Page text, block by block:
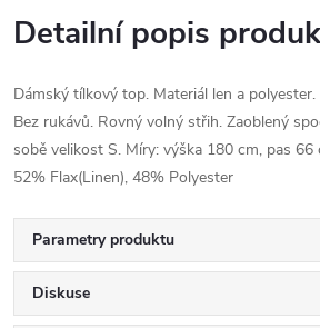
Detailní popis
Dámský tílkový top. Materiál len a
Bez rukávů. Rovný volný střih. Zaoblený
sobě velikost S. Míry: výška 180 cm, pas
52% Flax(Linen), 48% Polyester
Parametry produktu
Diskuse